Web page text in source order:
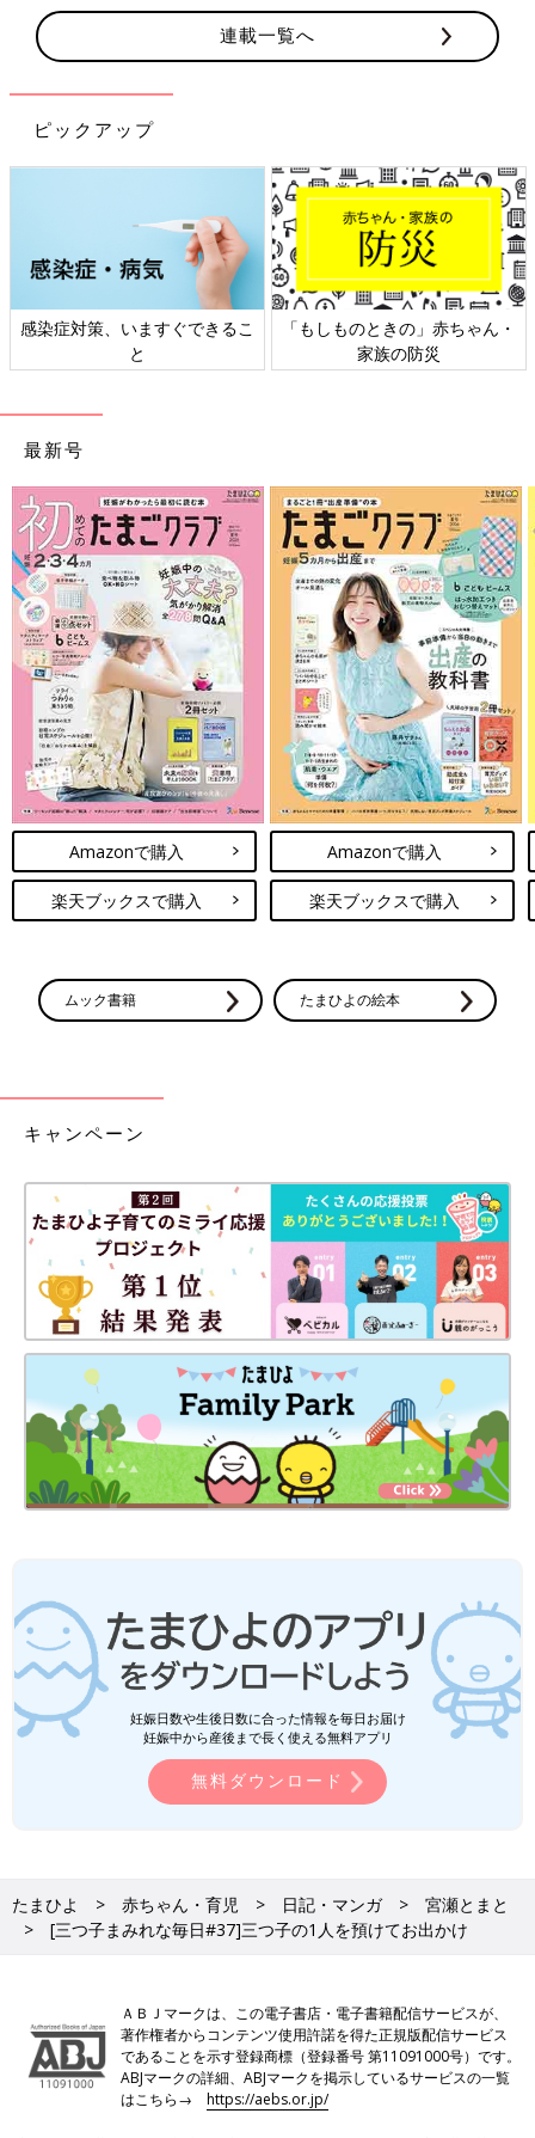
連載一覧へ
ピックアップ
日本外来小児科学会リーフレッ
ト検討会
六星占術 細木かおりさんの人生
相談
最新号
Amazonで購入
楽天ブックスで購入
Amazonで購入
楽天ブックスで購入
ムック書籍 たまひよの絵本
キャンペーン
妊娠日数や生後日数に合った情報を毎日お届け
妊娠中から産後まで長く使える無料アプリ
無料ダウンロード
たまひよ 赤ちゃん・育児 日記・マンガ
宮瀬とまと
[三つ子まみれな毎日#37]三つ子の1人を預けてお出かけ
ＡＢＪマークは、この電子書店・電子書籍配信サービスが、
著作権者からコンテンツ使用許諾を得た正規版配信サービス
であることを示す登録商標（登録番号 第11091000号）です。
ABJマークの詳細、ABJマークを掲示しているサービスの一覧
はこちら→https://aebs.or.jp/